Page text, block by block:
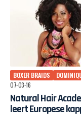
BOXER BRAIDS
07-03-16
Natural Hair
leert Europese